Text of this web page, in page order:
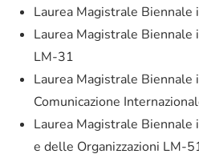
Laurea Magistrale
Laurea Magistrale Biennale
LM-31
Laurea Magistrale Biennale
Comunicazione
Laurea Magistrale Biennale
e delle Organizzazioni LM-